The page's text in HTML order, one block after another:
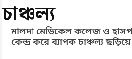
চাঞ্চল্য
মালদা মেডিকেল কলেজ ও
কেন্দ্র করে ব্যাপক চাঞ্চল্য